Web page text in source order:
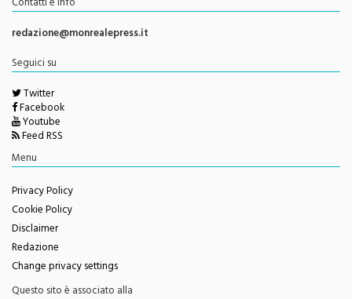
Direttore ResponsabileGiorgio Vaiana
Contatti e info
redazione@monrealepress.it
Seguici su
Twitter
Facebook
Youtube
Feed RSS
Privacy Policy
Cookie Policy
Disclaimer
Redazione
Change privacy settings